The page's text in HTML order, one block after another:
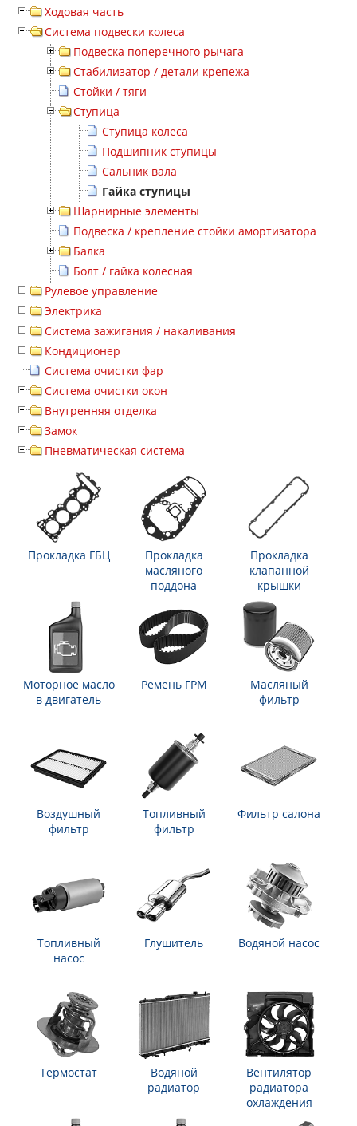
Ходовая часть
Система подвески колеса
Подвеска поперечного рычага
Стабилизатор / детали крепежа
Стойки / тяги
Ступица
Ступица колеса
Подшипник ступицы
Сальник вала
Гайка ступицы
Шарнирные элементы
Подвеска / крепление стойки амортизатора
Балка
Болт / гайка колесная
Рулевое управление
Электрика
Система зажигания / накаливания
Кондиционер
Система очистки фар
Система очистки окон
Внутренняя отделка
Замок
Пневматическая система
Прокладка ГБЦ
Прокладка
масляного
поддона
Прокладка
клапанной
крышки
Моторное масло
в двигатель
Ремень ГРМ
Масляный
фильтр
Воздушный
фильтр
Топливный
фильтр
Фильтр салона
Топливный
насос
Глушитель Водяной насос
Термостат
Водяной
радиатор
Вентилятор
радиатора
охлаждения